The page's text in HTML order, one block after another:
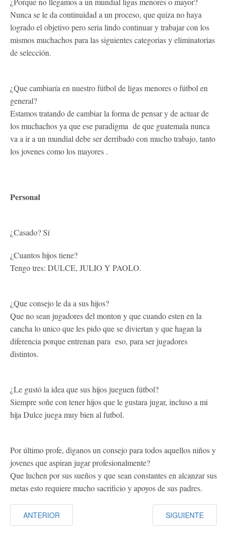
Nunca se le da continuidad a un proceso, que quiza no haya
logrado el objetivo pero seria lindo continuar y trabajar con los
mismos muchachos para las siguientes categorias y eliminatorias
de selección.
¿Que cambiaría en nuestro fútbol de ligas menores o fútbol en
general?
Estamos tratando de cambiar la forma de pensar y de actuar de
los muchachos ya que ese paradigma de que guatemala nunca
va a ir a un mundial debe ser derribado con mucho trabajo, tanto
los jovenes como los mayores .
Personal
¿Casado? Sí
¿Cuantos hijos tiene?
Tengo tres: DULCE, JULIO Y PAOLO.
¿Que consejo le da a sus hijos?
Que no sean jugadores del monton y que cuando esten en la
cancha lo unico que les pido que se diviertan y que hagan la
diferencia porque entrenan para eso, para ser jugadores
distintos.
¿Le gustó la idea que sus hijos jueguen fútbol?
Siempre soñe con tener hijos que le gustara jugar, incluso a mi
hija Dulce juega muy bien al futbol.
Por último profe, diganos un consejo para todos aquellos niños y
jovenes que aspiran jugar profesionalmente?
Que luchen por sus sueños y que sean constantes en alcanzar sus
metas esto requiere mucho sacrificio y apoyos de sus padres.
ANTERIOR SIGUIENTE